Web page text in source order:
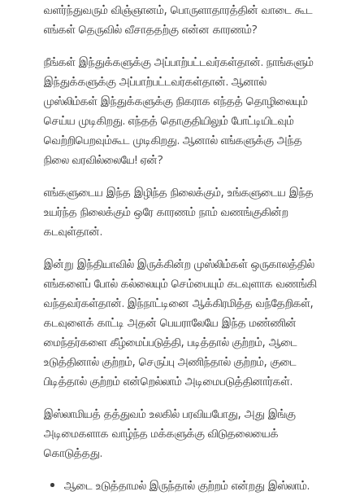
வளர்ந்துவரும் விஞ்ஞானம், பொருளாதாரத்தின் வாடை கூட
எங்கள் தெருவில் வீசாததற்கு என்ன காரணம்?
நீங்கள் இந்துக்களுக்கு அப்பாற்பட்டவர்கள்தான். நாங்களும்
இந்துக்களுக்கு அப்பாற்பட்டவர்கள்தான். ஆனால்
முஸ்லிம்கள் இந்துக்களுக்கு நிகராக எந்தத் தொழிலையும்
செய்ய முடிகிறது. எந்தத் தொகுதியிலும் போட்டியிடவும்
வெற்றிபெறவும்கூட முடிகிறது. ஆனால் எங்களுக்கு அந்த
நிலை வரவில்லையே! ஏன்?
எங்களுடைய இந்த இழிந்த நிலைக்கும், உங்களுடைய இந்த
உயர்ந்த நிலைக்கும் ஒரே காரணம் நாம் வணங்குகின்ற
கடவுள்தான்.
இன்று இந்தியாவில் இருக்கின்ற முஸ்லிம்கள் ஒருகாலத்தில்
எங்களைப் போல் கல்லையும் செம்பையும் கடவுளாக வணங்கி
வந்தவர்கள்தான். இந்நாட்டினை ஆக்கிரமித்த வந்தேறிகள்,
கடவுளைக் காட்டி அதன் பெயராலேயே இந்த மண்ணின்
மைந்தர்களை கீழ்மைப்படுத்தி, படித்தால் குற்றம், ஆடை
உடுத்தினால் குற்றம், செருப்பு அணிந்தால் குற்றம், குடை
பிடித்தால் குற்றம் என்றெல்லாம் அடிமைபடுத்தினார்கள்.
இஸ்லாமியத் தத்துவம் உலகில் பரவியபோது, அது இங்கு
அடிமைகளாக வாழ்ந்த மக்களுக்கு விடுதலையைக்
கொடுத்தது.
ஆடை உடுத்தாமல் இருந்தால் குற்றம் என்றது இஸ்லாம்.